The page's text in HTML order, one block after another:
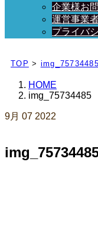
企業様お
運営事業
プライバ
TOP > img_75734485
HOME
img_75734485
9月 07 2022